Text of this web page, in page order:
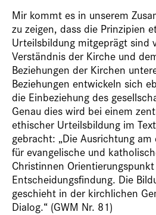
Mir kommt es in unserem
zu zeigen, dass die Prinzipien
Urteilsbildung mitgeprägt sind
Verständnis der Kirche und
Beziehungen der Kirchen
Beziehungen entwickeln sich
die Einbeziehung des
Genau dies wird bei einem
ethischer Urteilsbildung im
gebracht: „Die Ausrichtung
für evangelische und
Christinnen
Entscheidungsfindung. Die
geschieht in der kirchlichen
Dialog.“ (GWM Nr. 81)